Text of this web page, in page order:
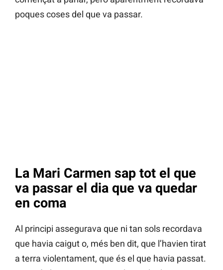
poques coses del que va passar.
La Mari Carmen sap tot el que
va passar el dia que va quedar
en coma
Al principi assegurava que ni tan sols recordava
que havia caigut o, més ben dit, que l’havien tirat
a terra violentament, que és el que havia passat.